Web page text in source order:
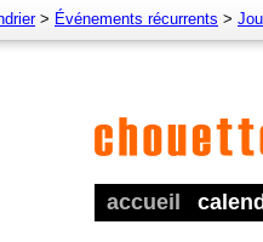
accueil
> Événements récurrents >